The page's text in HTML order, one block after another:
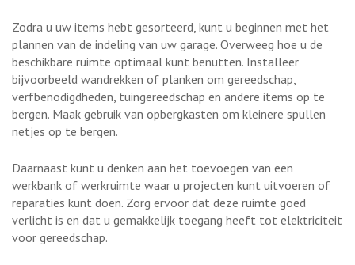
Zodra u uw items hebt gesorteerd, kunt u beginnen met het
plannen van de indeling van uw garage. Overweeg hoe u de
beschikbare ruimte optimaal kunt benutten. Installeer
bijvoorbeeld wandrekken of planken om gereedschap,
verfbenodigdheden, tuingereedschap en andere items op te
bergen. Maak gebruik van opbergkasten om kleinere spullen
netjes op te bergen.
Daarnaast kunt u denken aan het toevoegen van een
werkbank of werkruimte waar u projecten kunt uitvoeren of
reparaties kunt doen. Zorg ervoor dat deze ruimte goed
verlicht is en dat u gemakkelijk toegang heeft tot elektriciteit
voor gereedschap.